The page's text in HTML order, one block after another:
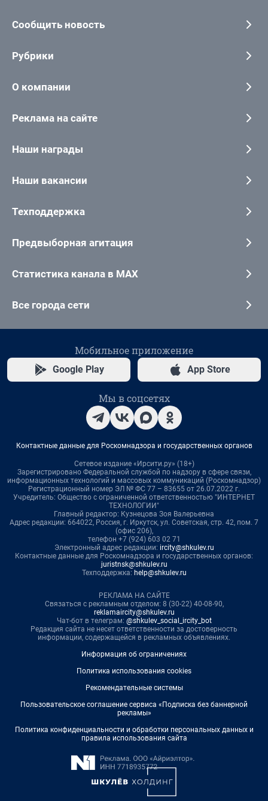
Сообщить новость
Рубрики
О компании
Реклама на сайте
Наши награды
Наши вакансии
Техподдержка
Предвыборная агитация
Статистика канала в MAX
Все города сети
Мобильное приложение
Google Play App Store
Мы в соцсетях
Контактные данные для Роскомнадзора и государственных органов
Сетевое издание «Ирсити.ру» (18+)
Зарегистрировано Федеральной службой по надзору в сфере связи,
информационных технологий и массовых коммуникаций (Роскомнадзор)
Регистрационный номер ЭЛ № ФС 77 – 83655 от 26.07.2022 г.
Учредитель: Общество с ограниченной ответственностью "ИНТЕРНЕТ
ТЕХНОЛОГИИ"
Главный редактор: Кузнецова Зоя Валерьевна
Адрес редакции: 664022, Россия, г. Иркутск, ул. Советская, стр. 42, пом. 7
(офис 206),
телефон +7 (924) 603 02 71
Электронный адрес редакции: ircity@shkulev.ru
Контактные данные для Роскомнадзора и государственных органов:
juristnsk@shkulev.ru
Техподдержка: help@shkulev.ru
РЕКЛАМА НА САЙТЕ
Связаться с рекламным отделом: 8 (30-22) 40-08-90,
reklamaircity@shkulev.ru
Чат-бот в телеграм: @shkulev_social_ircity_bot
Редакция сайта не несет ответственности за достоверность
информации, содержащейся в рекламных объявлениях.
Информация об ограничениях
Политика использования cookies
Рекомендательные системы
Пользовательское соглашение сервиса «Подписка без баннерной
рекламы»
Политика конфиденциальности и обработки персональных данных и
правила использования сайта